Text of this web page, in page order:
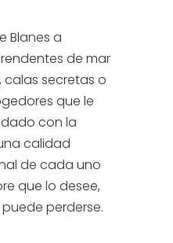
Blanes a
de mar
secretas o
que le
con la
calidad
de cada uno
que lo desee,
perderse.